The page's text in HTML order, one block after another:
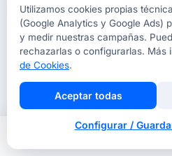
DISEÑO WEB BARCELONA
Tu estudio de
medida
Diseñamos páginas web
pymes y autónomos de
Cada proyecto combina
Utilizamos cookies propias
(Google Analytics y Google Ads)
y medir nuestras campañas.
rechazarlas o configurarlas. Más
de Cookies.
Aceptar todas
Configurar /